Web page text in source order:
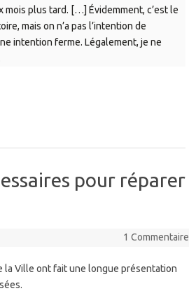
plus tard. […] Évidemment, c’est le
mais on n’a pas l’intention de
intention ferme. Légalement, je ne
pour réparer
1 Commentaire
la Ville ont fait une longue présentation